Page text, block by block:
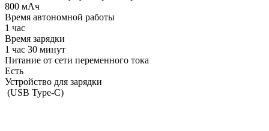
800 мАч
Время автономной работы
1 час
Время зарядки
1 час 30 минут
Питание от сети переменного тока
Есть
Устройство для зарядки
(USB Type-C)